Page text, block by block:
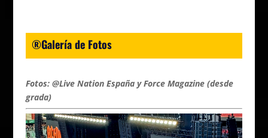
®Galería de Fotos
Fotos: @Live Nation España y Force Magazine (desde
grada)